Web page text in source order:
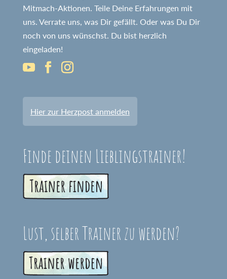
Mitmach-Aktionen. Teile Deine Erfahrungen mit
uns. Verrate uns, was Dir gefällt. Oder was Du Dir
noch von uns wünschst. Du bist herzlich
eingeladen!
Hier zur Herzpost anmelden
Finde deinen Lieblingstrainer!
Lust, selber Trainer zu werden?